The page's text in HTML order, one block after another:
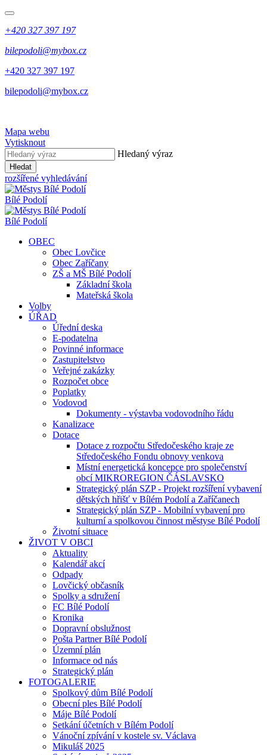
+420 327 397 197
bilepodoli@mybox.cz
+420 327 397 197
bilepodoli@mybox.cz
Mapa webu
Vytisknout
Hledaný výraz
Hledat
rozšířené vyhledávání
Bílé Podolí
Bílé Podolí
OBEC
Obec Lovčice
Obec Zaříčany
ZŠ a MŠ Bílé Podolí
Základní škola
Mateřská škola
Volby
ÚŘAD
Úřední deska
E-podatelna
Povinné informace
Zastupitelstvo
Veřejné zakázky
Rozpočet obce
Poplatky
Vodovod
Dokumenty - výstavba vodovodního řádu
Kanalizace
Dotace
Dotace z rozpočtu Středočeského kraje ze
Středočeského Fondu obnovy venkova
Místní energetická koncepce pro společenství
obcí MIKROREGION ČÁSLAVSKO
Strategický plán SZP - Projekt rozšíření vybavení
dětských hřišť v Bílém Podolí a Zaříčanech
Strategický plán SZP - Mobilní vybavení pro
kulturní a spolkovou činnost městyse Bílé Podolí
Životní situace
ŽIVOT V OBCI
Aktuality
Kalendář akcí
Odpady
Lovčický občasník
Spolky a sdružení
FC Bílé Podolí
Kronika
Dopravní obslužnost
Pošta Partner Bílé Podolí
Územní plán
Informace od nás
Strategický plán
FOTOGALERIE
Spolkový dům Bílé Podolí
Obecní ples Bílé Podolí
Máje Bílé Podolí
Setkání účetních v Bílém Podolí
Vánoční zpívání v kostele sv. Václava
Mikuláš 2025